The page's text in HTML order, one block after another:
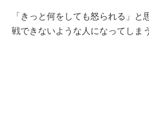
「きっと何をしても怒られる」
戦できないような人になってしま